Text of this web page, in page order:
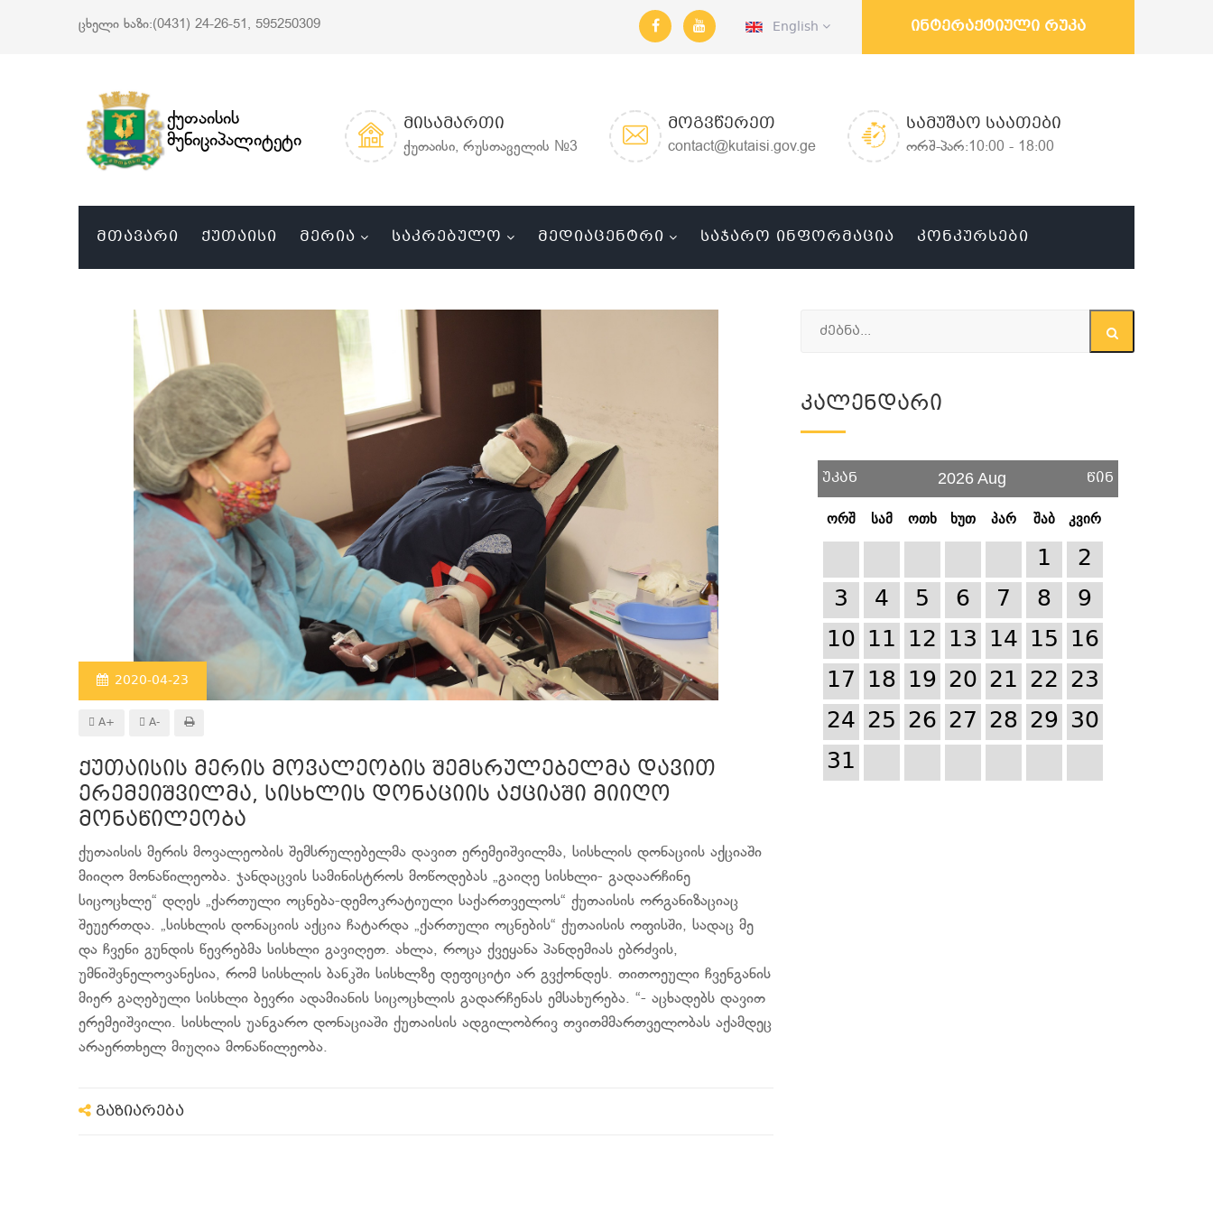
ცხელი ხაზი:(0431) 24-26-51, 595250309 English ინტერაქტიული რუკა
ქუთაისის
მუნიციპალიტეტი
ᲛᲘᲡᲐᲛᲐᲠᲗᲘ
ქუთაისი, რუსთაველის №3
ᲛᲝᲒᲕᲬᲔᲠᲔᲗ
contact@kutaisi.gov.ge
ᲡᲐᲛᲣᲨᲐᲝ ᲡᲐᲐᲗᲔᲑᲘ
ორშ-პარ:10:00 - 18:00
ᲛᲗᲐᲕᲐᲠᲘ ᲥᲣᲗᲐᲘᲡᲘ ᲛᲔᲠᲘᲐ ᲡᲐᲙᲠᲔᲑᲣᲚᲝ ᲛᲔᲓᲘᲐᲪᲔᲜᲢᲠᲘ ᲡᲐᲯᲐᲠᲝ ᲘᲜᲤᲝᲠᲛᲐᲪᲘᲐ ᲙᲝᲜᲙᲣᲠᲡᲔᲑᲘ
2020-04-23
A+ A-
ქუთაისის მერის მოვალეობის შემსრულებელმა დავით
ერემეიშვილმა, სისხლის დონაციის აქციაში მიიღო
მონაწილეობა
ქუთაისის მერის მოვალეობის შემსრულებელმა დავით ერემეიშვილმა, სისხლის დონაციის აქციაში
მიიღო მონაწილეობა. ჯანდაცვის სამინისტროს მოწოდებას „გაიღე სისხლი- გადაარჩინე
სიცოცხლე“ დღეს „ქართული ოცნება-დემოკრატიული საქართველოს“ ქუთაისის ორგანიზაციაც
შეუერთდა. „სისხლის დონაციის აქცია ჩატარდა „ქართული ოცნების“ ქუთაისის ოფისში, სადაც მე
და ჩვენი გუნდის წევრებმა სისხლი გავიღეთ. ახლა, როცა ქვეყანა პანდემიას ებრძვის,
უმნიშვნელოვანესია, რომ სისხლის ბანკში სისხლზე დეფიციტი არ გვქონდეს. თითოეული ჩვენგანის
მიერ გაღებული სისხლი ბევრი ადამიანის სიცოცხლის გადარჩენას ემსახურება. “- აცხადებს დავით
ერემეიშვილი. სისხლის უანგარო დონაციაში ქუთაისის ადგილობრივ თვითმმართველობას აქამდეც
არაერთხელ მიუღია მონაწილეობა.
გაზიარება
Კალენდარი
უკან 2026 Aug წინ
ორშ სამ ოთხ ხუთ პარ შაბ კვირ
1
2
3
4 5 6 7 8
9
10 11 12 13 14 15 16
17 18 19 20 21 22 23
24 25 26 27 28 29 30
31